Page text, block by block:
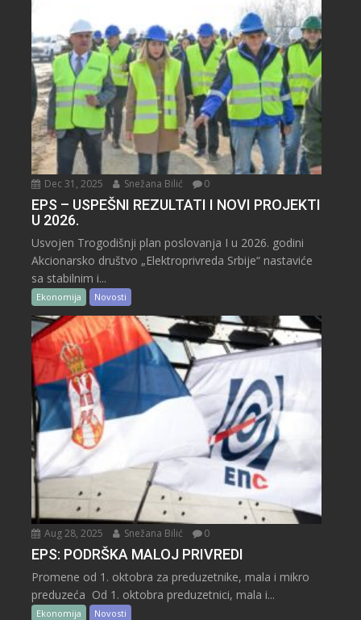
Dec 31, 2025 Snežana Bilić 0
EPS – USPEŠNI REZULTATI I NOVI PROJEKTI
U 2026.
Usvojen Trogodišnji plan poslovanja I u 2026. godini
Akcionarsko društvo „Elektroprivreda Srbije“ nastaviće
sa stabilnim i...
Ekonomija Novosti
Aug 28, 2025 Snežana Bilić 0
EPS: PODRŠKA MALOJ PRIVREDI
Promene od 1. oktobra za preduzetnike, mala i mikro
preduzeća Od 1. oktobra preduzetnici, mala i...
Ekonomija Novosti